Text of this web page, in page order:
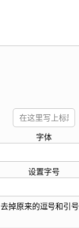
字体
设置字号
去掉原来的逗号和引号